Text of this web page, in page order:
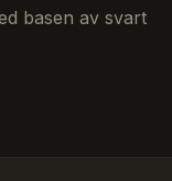
basen av svart